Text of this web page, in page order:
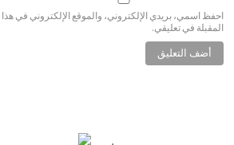
احفظ اسمي، بريدي الإلكتروني، والموقع الإلكتروني في
المقبلة في تعليقي.